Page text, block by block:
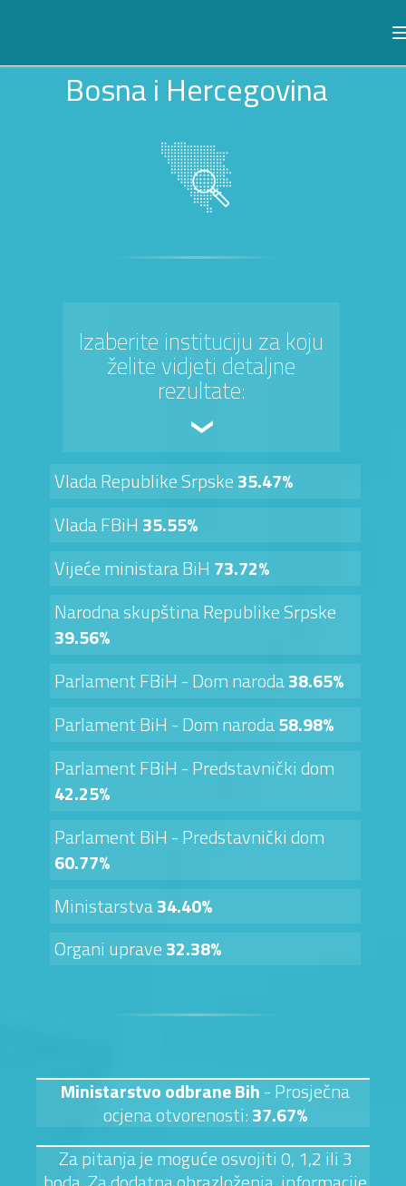
Bosna i Hercegovina
Izaberite instituciju za koju
želite vidjeti detaljne
rezultate:
Vlada Republike Srpske35.47%
Vlada FBiH 35.55%
Vijeće ministara BiH 73.72%
Narodna skupština Republike Srpske
39.56%
Parlament FBiH - Dom naroda38.65%
Parlament BiH - Dom naroda58.98%
Parlament FBiH - Predstavnički dom
42.25%
Parlament BiH - Predstavnički dom
60.77%
Ministarstva34.40%
Organi uprave32.38%
Ministarstvo odbrane Bih- Prosječna
ocjena otvorenosti:37.67%
Za pitanja je moguće osvojiti 0, 1,2 ili 3